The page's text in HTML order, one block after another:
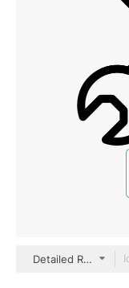
Detailed Rounded